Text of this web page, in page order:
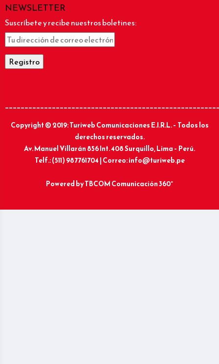
NEWSLETTER
Suscríbete y recibe nuestros boletines:
Copyright © 2019: Turiweb Comunicaciones E.I.R.L. – Todos los
derechos reservados.
Av. Manuel Villarán 856 Int. 408 Surquillo, Lima – Perú.
Telf.: (511) 987761704 | Correo: info@turiweb.pe
Powered byTBCOM Comunicación 360°